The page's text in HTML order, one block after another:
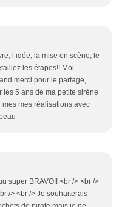
l’idée, la mise en scène, le
les étapes!! Moi
merci pour le partage,
les 5 ans de ma petite sirène
mes réalisations avec
super BRAVO!! <br /> <br />
/> <br /> Je souhaiterais